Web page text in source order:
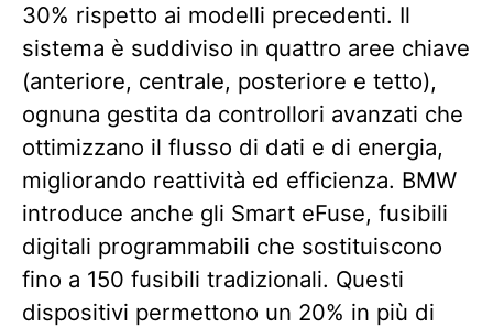
30% rispetto ai modelli precedenti. Il
sistema è suddiviso in quattro aree chiave
(anteriore, centrale, posteriore e tetto),
ognuna gestita da controllori avanzati che
ottimizzano il flusso di dati e di energia,
migliorando reattività ed efficienza. BMW
introduce anche gli Smart eFuse, fusibili
digitali programmabili che sostituiscono
fino a 150 fusibili tradizionali. Questi
dispositivi permettono un 20% in più di